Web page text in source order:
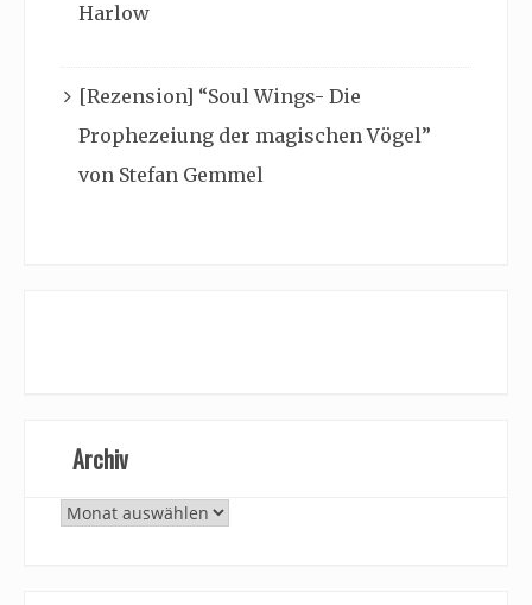
Harlow
[Rezension] “Soul Wings- Die
Prophezeiung der magischen Vögel”
von Stefan Gemmel
Archiv
Archiv